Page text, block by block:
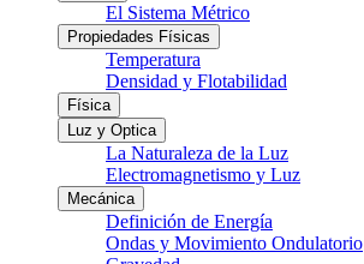
El Sistema Métrico
Propiedades Físicas
Temperatura
Densidad y Flotabilidad
Física
Luz y Optica
La Naturaleza de la Luz
Electromagnetismo y Luz
Mecánica
Definición de Energía
Ondas y Movimiento Ondulatorio